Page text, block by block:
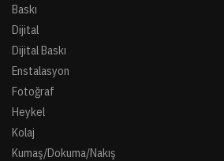
Baskı
Dijital
Dijital Baskı
Enstalasyon
Fotoğraf
Heykel
Kolaj
Kumaş/Dokuma/Nakış